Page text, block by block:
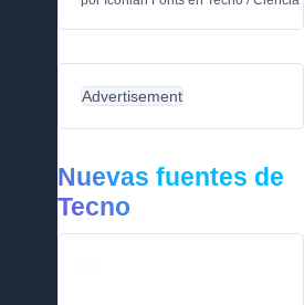
Advertisement
Nuevas fuentes de
Tecno